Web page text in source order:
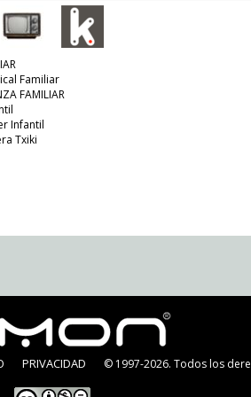
Familiar
FAMILIAR
Infantil
Txiki
PRIVACIDAD © 1997-2026. Todos los